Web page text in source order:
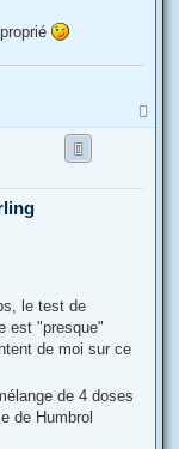
a
le test de
est "presque"
de moi sur ce
de 4 doses
de Humbrol